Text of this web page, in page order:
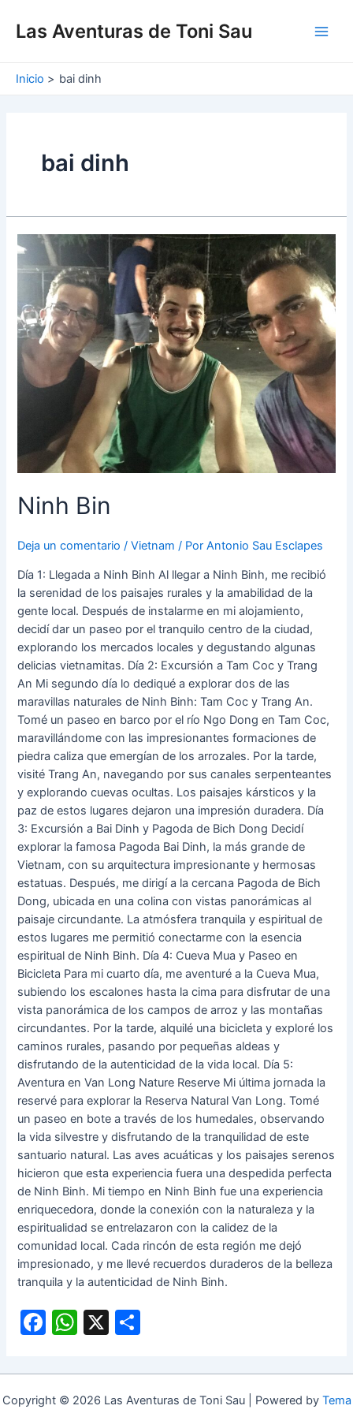
Las Aventuras de Toni Sau
Inicio bai dinh
bai dinh
Ninh Bin
Deja un comentario /Vietnam / PorAntonio Sau Esclapes
Día 1: Llegada a Ninh Binh Al llegar a Ninh Binh, me recibió
la serenidad de los paisajes rurales y la amabilidad de la
gente local. Después de instalarme en mi alojamiento,
decidí dar un paseo por el tranquilo centro de la ciudad,
explorando los mercados locales y degustando algunas
delicias vietnamitas. Día 2: Excursión a Tam Coc y Trang
An Mi segundo día lo dediqué a explorar dos de las
maravillas naturales de Ninh Binh: Tam Coc y Trang An.
Tomé un paseo en barco por el río Ngo Dong en Tam Coc,
maravillándome con las impresionantes formaciones de
piedra caliza que emergían de los arrozales. Por la tarde,
visité Trang An, navegando por sus canales serpenteantes
y explorando cuevas ocultas. Los paisajes kársticos y la
paz de estos lugares dejaron una impresión duradera. Día
3: Excursión a Bai Dinh y Pagoda de Bich Dong Decidí
explorar la famosa Pagoda Bai Dinh, la más grande de
Vietnam, con su arquitectura impresionante y hermosas
estatuas. Después, me dirigí a la cercana Pagoda de Bich
Dong, ubicada en una colina con vistas panorámicas al
paisaje circundante. La atmósfera tranquila y espiritual de
estos lugares me permitió conectarme con la esencia
espiritual de Ninh Binh. Día 4: Cueva Mua y Paseo en
Bicicleta Para mi cuarto día, me aventuré a la Cueva Mua,
subiendo los escalones hasta la cima para disfrutar de una
vista panorámica de los campos de arroz y las montañas
circundantes. Por la tarde, alquilé una bicicleta y exploré los
caminos rurales, pasando por pequeñas aldeas y
disfrutando de la autenticidad de la vida local. Día 5:
Aventura en Van Long Nature Reserve Mi última jornada la
reservé para explorar la Reserva Natural Van Long. Tomé
un paseo en bote a través de los humedales, observando
la vida silvestre y disfrutando de la tranquilidad de este
santuario natural. Las aves acuáticas y los paisajes serenos
hicieron que esta experiencia fuera una despedida perfecta
de Ninh Binh. Mi tiempo en Ninh Binh fue una experiencia
enriquecedora, donde la conexión con la naturaleza y la
espiritualidad se entrelazaron con la calidez de la
comunidad local. Cada rincón de esta región me dejó
impresionado, y me llevé recuerdos duraderos de la belleza
tranquila y la autenticidad de Ninh Binh.
F
c
e
W
at
s
X
m
p
Copyright © 2026 Las Aventuras de Toni Sau | Powered by Tema